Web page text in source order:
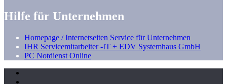
Hilfe für Unternehmen
Homepage / Internetseiten Service für Unternehmen
IHR Servicemitarbeiter -IT + EDV Systemhaus GmbH
PC Notdienst Online